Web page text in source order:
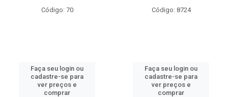
Código: 70
Faça seu login ou
cadastre-se para
ver preços e
comprar
Código: 8724
Faça seu login ou
cadastre-se para
ver preços e
comprar